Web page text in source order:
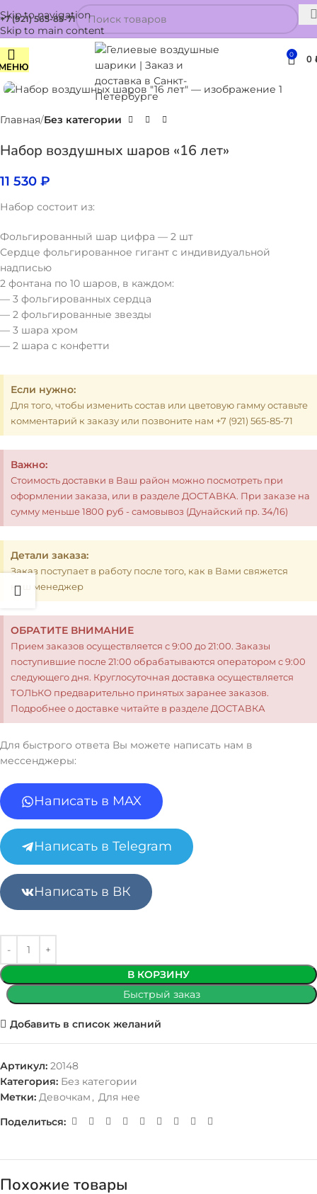
Skip to navigation
Skip to main content
+7 (921) 565-85-71
0 0
Нажмите, чтобы увеличить
Главная Без категории
Набор воздушных шаров «16 лет»
11 530 ₽
Набор состоит из:
Фольгированный шар цифра — 2 шт
Сердце фольгированное гигант с индивидуальной
надписью
2 фонтана по 10 шаров, в каждом:
— 3 фольгированных сердца
— 2 фольгированные звезды
— 3 шара хром
— 2 шара с конфетти
Если нужно:
Для того, чтобы изменить состав или цветовую гамму оставьте
комментарий к заказу или позвоните нам +7 (921) 565-85-71
Важно:
Стоимость доставки в Ваш район можно посмотреть при
оформлении заказа, или в разделе ДОСТАВКА. При заказе на
сумму меньше 1800 руб - самовывоз (Дунайский пр. 34/16)
Детали заказа:
Заказ поступает в работу после того, как в Вами свяжется
наш менеджер
ОБРАТИТЕ ВНИМАНИЕ
Прием заказов осуществляется с 9:00 до 21:00. Заказы
поступившие после 21:00 обрабатываются оператором с 9:00
следующего дня. Круглосуточная доставка осуществляется
ТОЛЬКО предварительно принятых заранее заказов.
Подробнее о доставке читайте в разделе ДОСТАВКА
Для быстрого ответа Вы можете написать нам в
мессенджеры:
Написать в MAX
Написать в Telegram
Написать в ВК
В КОРЗИНУ
Быстрый заказ
Добавить в список желаний
Артикул: 20148
Категория: Без категории
Метки: Девочкам , Для нее
Поделиться:
Похожие товары